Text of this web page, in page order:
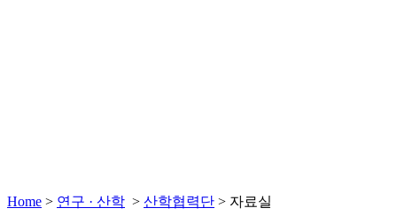
Home > 연구 · 산학 > 산학협력단 > 자료실